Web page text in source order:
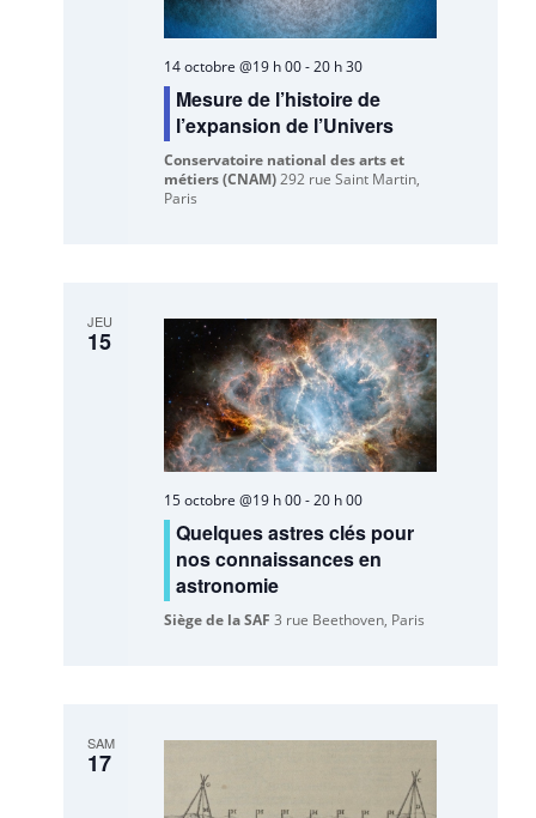
14 octobre @19 h 00-20 h 30
Mesure de l’histoire de
l’expansion de l’Univers
Conservatoire national des arts et
métiers (CNAM)292 rue Saint Martin,
Paris
JEU
15
15 octobre @19 h 00-20 h 00
Quelques astres clés pour
nos connaissances en
astronomie
Siège de la SAF3 rue Beethoven, Paris
SAM
17